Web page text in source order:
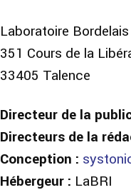
Laboratoire
351 Cours de la
33405 Talence
Directeur de la
Directeurs de la
Conception :
Hébergeur : LaBRI